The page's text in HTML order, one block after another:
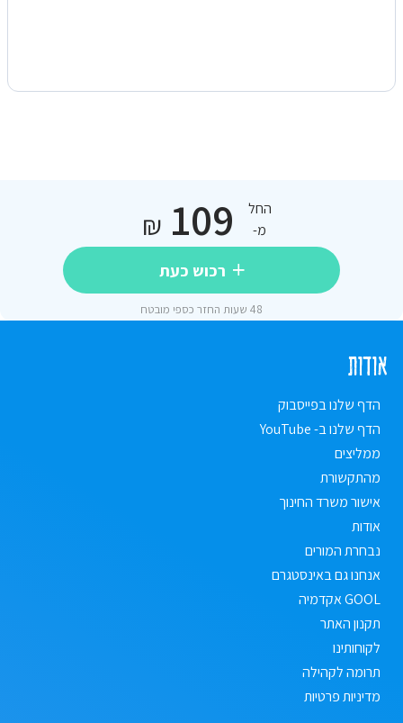
החל
מ-
109
₪
רכוש כעת
48 שעות החזר כספי מובטח
אודות
הדף שלנו בפייסבוק
הדף שלנו ב- YouTube
ממליצים
מהתקשורת
אישור משרד החינוך
אודות
נבחרת המורים
אנחנו גם באינסטגרם
GOOL אקדמיה
תקנון האתר
לקוחותינו
תרומה לקהילה
מדיניות פרטיות